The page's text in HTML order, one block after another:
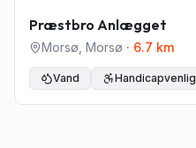
Præstbro Anlægget
Morsø Morsø · 6.7 km
Vand Handicapvenlig